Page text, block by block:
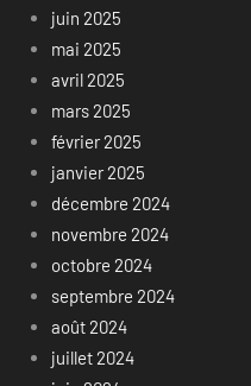
juin 2025
mai 2025
avril 2025
mars 2025
février 2025
janvier 2025
décembre 2024
novembre 2024
octobre 2024
septembre 2024
août 2024
juillet 2024